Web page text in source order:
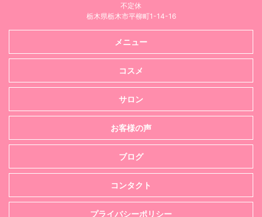
不定休
栃木県栃木市平柳町1-14-16
メニュー
コスメ
サロン
お客様の声
ブログ
コンタクト
プライバシーポリシー